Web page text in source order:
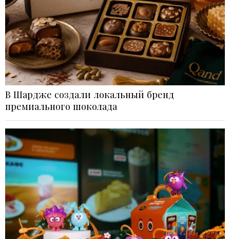
В Шардже создали локальный бренд
премиального шоколада